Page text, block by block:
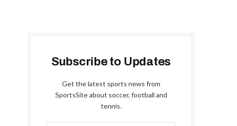
Subscribe to Updates
Get the latest sports news from
SportsSite about soccer, football and
tennis.